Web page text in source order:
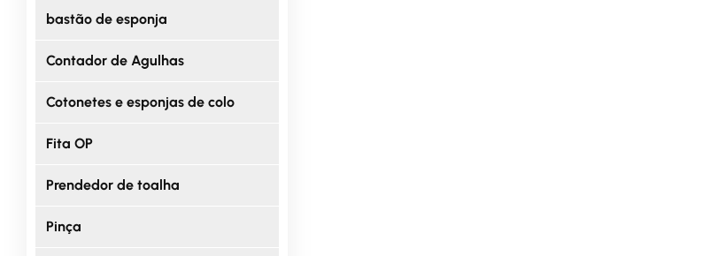
bastão de esponja
Contador de Agulhas
Cotonetes e esponjas de colo
Fita OP
Prendedor de toalha
Pinça